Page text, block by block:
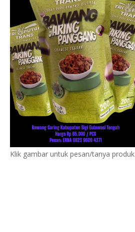
Klik gambar untuk pesan/tanya produk